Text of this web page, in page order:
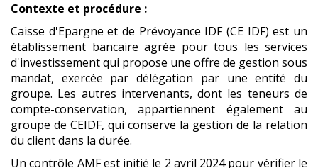
Contexte et procédure :
Caisse d'Epargne et de Prévoyance IDF (CE IDF) est un
établissement bancaire agrée pour tous les services
d'investissement qui propose une offre de gestion sous
mandat, exercée par délégation par une entité du
groupe. Les autres intervenants, dont les teneurs de
compte-conservation, appartiennent également au
groupe de CEIDF, qui conserve la gestion de la relation
du client dans la durée.
Un contrôle AMF est initié le 2 avril 2024 pour vérifier le